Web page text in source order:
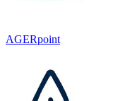
AGERpoint